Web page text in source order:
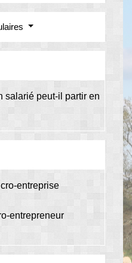
salarié peut-il partir en
entreprise
entrepreneur